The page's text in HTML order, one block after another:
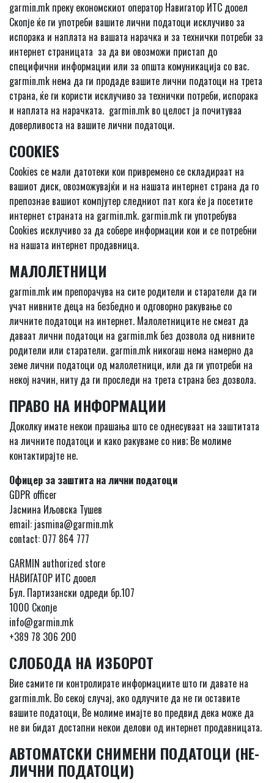
garmin.mk преку економскиот оператор Навигатор ИТС дооел
Скопје ќе ги употреби вашите лични податоци исклучиво за
испорака и наплата на вашата нарачка и за технички потреби за
интернет страницата за да ви овозможи пристап до
специфични информации или за општа комуникација со вас.
garmin.mk нема да ги продаде вашите лични податоци на трета
страна, ќе ги користи исклучиво за технички потреби, испорака
и наплата на нарачката. garmin.mk во целост ја почитуваа
доверливоста на вашите лични податоци.
COOKIES
Cookies се мали датотеки кои привремено се складираат на
вашиот диск, овозможувајќи и на нашата интернет страна да го
препознае вашиот компјутер следниот пат кога ќе ја посетите
интернет страната на garmin.mk. garmin.mk ги употребува
Cookies исклучиво за да собере информации кои и се потребни
на нашата интернет продавница.
МАЛОЛЕТНИЦИ
garmin.mk им препорачува на сите родители и старатели да ги
учат нивните деца на безбедно и одговорно ракување со
личните податоци на интернет. Малолетниците не смеат да
даваат лични податоци на garmin.mk без дозвола од нивните
родители или старатели. garmin.mk никогаш нема намерно да
земе лични податоци од малолетници, или да ги употреби на
некој начин, ниту да ги проследи на трета страна без дозвола.
ПРАВО НА ИНФОРМАЦИИ
Доколку имате некои прашања што се однесуваат на заштитата
на личните податоци и како ракуваме со нив; Ве молиме
контактирајте не.
Офицер за заштита на лични податоци
GDPR officer
Јасмина Иљовска Тушев
email: jasmina@garmin.mk
contact: 077 864 777
GARMIN authorized store
НАВИГАТОР ИТС дооел
Бул. Партизански одреди бр.107
1000 Скопје
info@garmin.mk
+389 78 306 200
СЛОБОДА НА ИЗБОРОТ
Вие самите ги контролирате информациите што ги давате на
garmin.mk. Во секој случај, ако одлучите да не ги оставите
вашите податоци, Ве молиме имајте во предвид дека може да
не ви бидат достапни некои делови од интернет продавницата.
АВТОМАТСКИ СНИМЕНИ ПОДАТОЦИ (НЕ-
ЛИЧНИ ПОДАТОЦИ)